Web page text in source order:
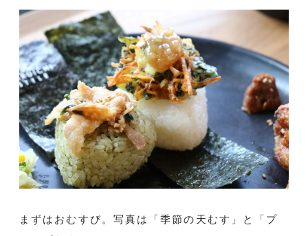
まずはおむすび。写真は「季節の天むす」と「プ